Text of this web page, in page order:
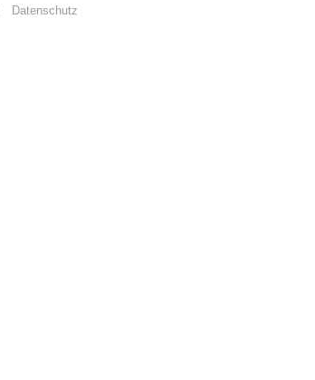
Datenschutz